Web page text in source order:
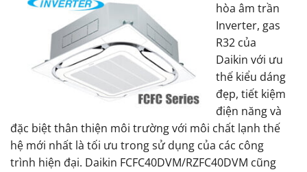
hòa âm trần
Inverter, gas
R32 của
Daikin với ưu
thế kiểu dáng
đẹp, tiết kiệm
điện năng và
đặc biệt thân thiện môi trường với môi chất lạnh thế
hệ mới nhất là tối ưu trong sử dụng của các công
trình hiện đại. Daikin FCFC40DVM/RZFC40DVM cũng